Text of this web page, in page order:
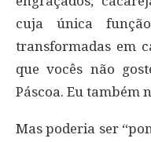
cuja única
transformadas em
que vocês não
Páscoa. Eu também
Mas poderia ser